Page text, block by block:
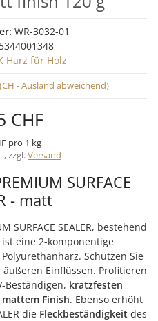
WR-3032-01
Harz für Holz
(CH - Ausland abweichend)
CHF
pro 1 kg
, zzgl.Versand
SURFACE
- matt
SURFACE SEALER, bestehend
eine 2-komponentige
Schützen Sie
Einflüssen. Profitieren
Beständigen, kratzfesten
mattem Finish. Ebenso erhöht
die Fleckbeständigkeit des